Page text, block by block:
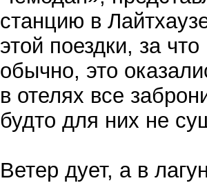
станцию в
этой поездки, за
обычно, это
в отелях все
будто для них не
Ветер дует, а в